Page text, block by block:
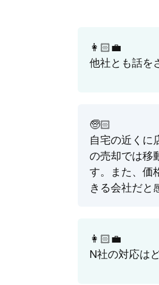
👩🏻‍💼
他社とも話を
🧓🏻
自宅の近くに
の売却では移
す。また、価
きる会社だと
👩🏻‍💼
N社の対応は